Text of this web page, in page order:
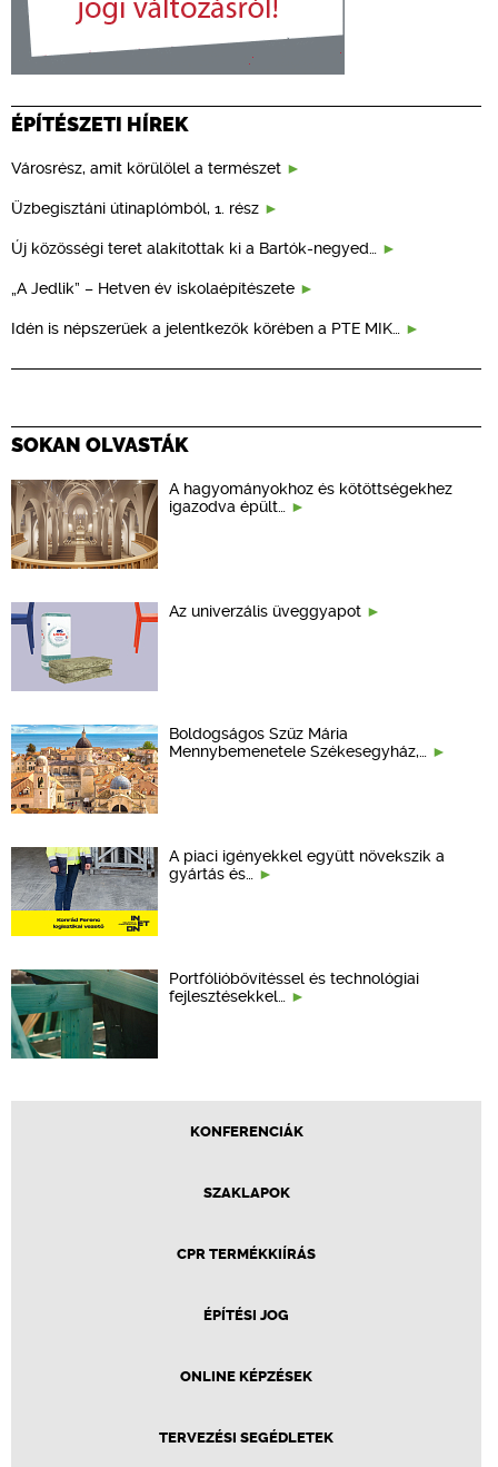
ÉPÍTÉSZETI HÍREK
Városrész, amit körülölel a természet
Üzbegisztáni útinaplómból, 1. rész
Új közösségi teret alakítottak ki a Bartók-negyed…
„A Jedlik” – Hetven év iskolaépítészete
Idén is népszerűek a jelentkezők körében a PTE MIK…
SOKAN OLVASTÁK
A hagyományokhoz és kötöttségekhez
igazodva épült…
Az univerzális üveggyapot
Boldogságos Szűz Mária
Mennybemenetele Székesegyház,…
A piaci igényekkel együtt növekszik a
gyártás és…
Portfólióbővítéssel és technológiai
fejlesztésekkel…
KONFERENCIÁK
SZAKLAPOK
CPR TERMÉKKIÍRÁS
ÉPÍTÉSI JOG
ONLINE KÉPZÉSEK
TERVEZÉSI SEGÉDLETEK